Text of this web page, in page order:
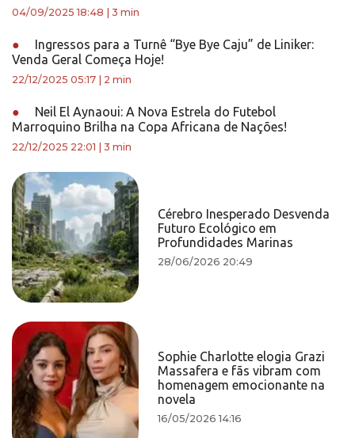
04/09/2025 18:48 3 min
●
Ingressos para a Turnê “Bye Bye Caju” de Liniker:
Venda Geral Começa Hoje!
22/12/2025 05:17 2 min
●
Neil El Aynaoui: A Nova Estrela do Futebol
Marroquino Brilha na Copa Africana de Nações!
22/12/2025 22:01 3 min
Cérebro Inesperado Desvenda
Futuro Ecológico em
Profundidades Marinas
28/06/2026 20:49
Sophie Charlotte elogia Grazi
Massafera e fãs vibram com
homenagem emocionante na
novela
16/05/2026 14:16